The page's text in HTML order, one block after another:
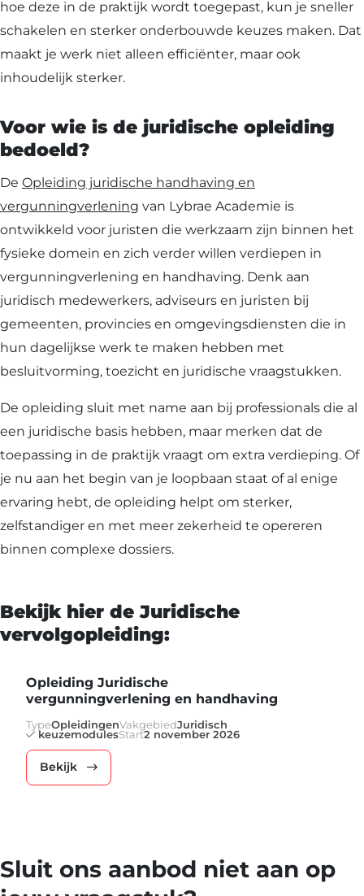
hoe deze in de praktijk wordt toegepast, kun je sneller
schakelen en sterker onderbouwde keuzes maken. Dat
maakt je werk niet alleen efficiënter, maar ook
inhoudelijk sterker.
Voor wie is de juridische opleiding
bedoeld?
De Opleiding juridische handhaving en
vergunningverlening van Lybrae Academie is
ontwikkeld voor juristen die werkzaam zijn binnen het
fysieke domein en zich verder willen verdiepen in
vergunningverlening en handhaving. Denk aan
juridisch medewerkers, adviseurs en juristen bij
gemeenten, provincies en omgevingsdiensten die in
hun dagelijkse werk te maken hebben met
besluitvorming, toezicht en juridische vraagstukken.
De opleiding sluit met name aan bij professionals die al
een juridische basis hebben, maar merken dat de
toepassing in de praktijk vraagt om extra verdieping. Of
je nu aan het begin van je loopbaan staat of al enige
ervaring hebt, de opleiding helpt om sterker,
zelfstandiger en met meer zekerheid te opereren
binnen complexe dossiers.
Bekijk hier de Juridische
vervolgopleiding:
Opleiding Juridische
vergunningverlening en handhaving
TypeOpleidingenVakgebiedJuridisch
keuzemodulesStart2 november 2026
Bekijk
Sluit ons aanbod niet aan op